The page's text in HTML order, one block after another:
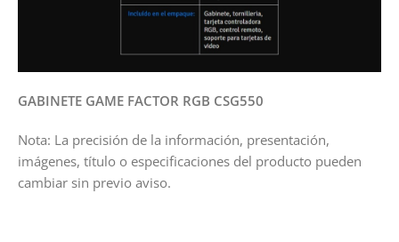
GABINETE GAME FACTOR RGB CSG550
Nota: La precisión de la información, presentación,
imágenes, título o especificaciones del producto pueden
cambiar sin previo aviso.